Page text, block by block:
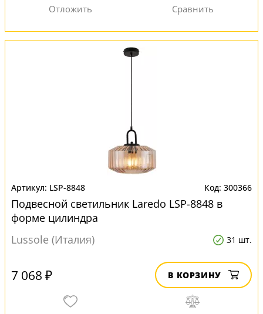
LSP-8848 300366
Подвесной светильник Laredo LSP-8848 в
форме цилиндра
Lussole (Италия)
31 шт.
7 068 ₽ В КОРЗИНУ